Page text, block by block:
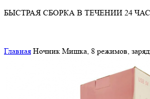
БЫСТРАЯ СБОРКА В ТЕЧЕНИИ 24
Главная Ночник Мишка, 8 режимов,